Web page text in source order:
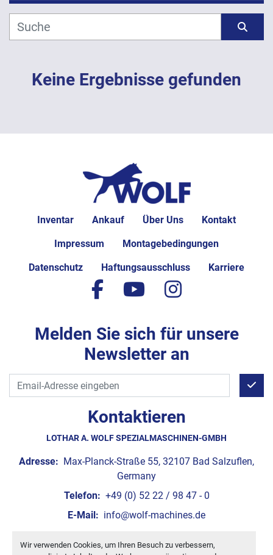
Wir verwenden Cookies, um Ihren Besuch zu verbessern,
Hersteller
Keine Ergebnisse gefunden
Inventar Ankauf Über Uns Kontakt
Impressum Montagebedingungen
Datenschutz Haftungsausschluss Karriere
Kontaktieren
LOTHAR A. WOLF SPEZIALMASCHINEN-GMBH
Adresse: Max-Planck-Straße 55, 32107 Bad Salzuflen,
Germany
Telefon: +49 (0) 52 22 / 98 47 - 0
E-Mail: info@wolf-machines.de
Cookie-Einstellungen
facebook
youtubeinstagram
Melden Sie sich für unsere
Newsletter an